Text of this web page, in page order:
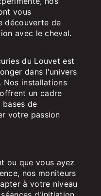
vous
découverte de
avec le cheval.
du Louvet est
dans l'univers
Nos installations
un cadre
de
votre passion
ou que vous ayez
nos moniteurs
à votre niveau